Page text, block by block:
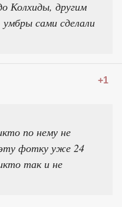
Колхиды, другим
сами сделали
+1
по нему не
фотку уже 24
так и не